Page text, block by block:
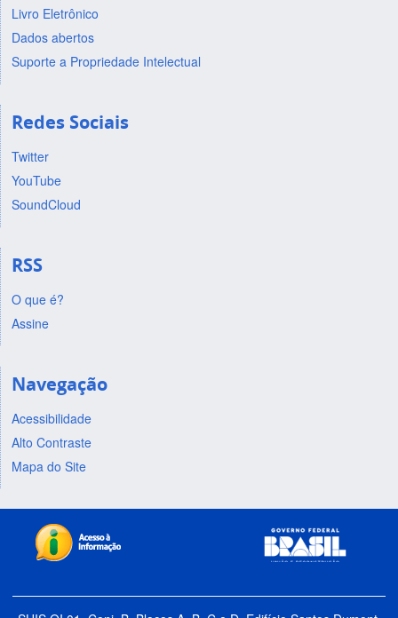
Livro Eletrônico
Dados abertos
Suporte a Propriedade Intelectual
Redes Sociais
Twitter
YouTube
SoundCloud
RSS
O que é?
Assine
Navegação
Acessibilidade
Alto Contraste
Mapa do Site